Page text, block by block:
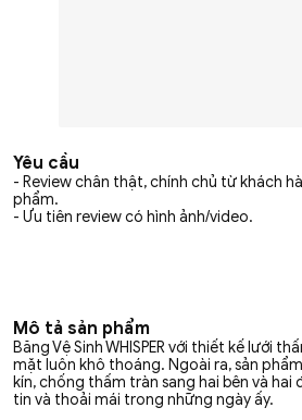
Yêu cầu
- Review chân thật, chính chủ từ khách
phẩm.
- Ưu tiên review có hình ảnh/video.
Mô tả sản phẩm
Băng Vệ Sinh WHISPER với thiết kế lưới
mặt luôn khô thoáng. Ngoài ra, sản
kín, chống thấm tràn sang hai bên và hai
tin và thoải mái trong những ngày ấy.